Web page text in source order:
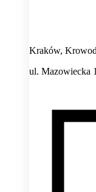
Kraków,
ul. Mazowiecka